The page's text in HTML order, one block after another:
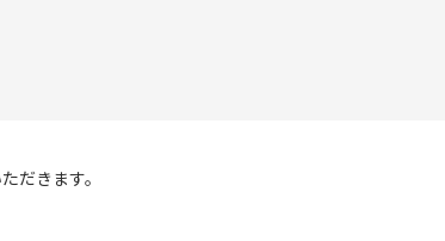
だきます。